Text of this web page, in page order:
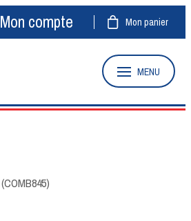
Mon compte Mon panier
MENU
(COMB845)